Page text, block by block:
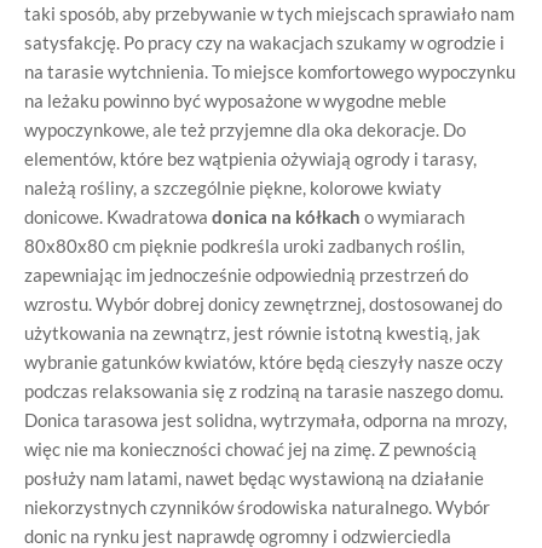
taki sposób, aby przebywanie w tych miejscach sprawiało nam
satysfakcję. Po pracy czy na wakacjach szukamy w ogrodzie i
na tarasie wytchnienia. To miejsce komfortowego wypoczynku
na leżaku powinno być wyposażone w wygodne meble
wypoczynkowe, ale też przyjemne dla oka dekoracje. Do
elementów, które bez wątpienia ożywiają ogrody i tarasy,
należą rośliny, a szczególnie piękne, kolorowe kwiaty
donicowe. Kwadratowa donica na kółkach o wymiarach
80x80x80 cm pięknie podkreśla uroki zadbanych roślin,
zapewniając im jednocześnie odpowiednią przestrzeń do
wzrostu. Wybór dobrej donicy zewnętrznej, dostosowanej do
użytkowania na zewnątrz, jest równie istotną kwestią, jak
wybranie gatunków kwiatów, które będą cieszyły nasze oczy
podczas relaksowania się z rodziną na tarasie naszego domu.
Donica tarasowa jest solidna, wytrzymała, odporna na mrozy,
więc nie ma konieczności chować jej na zimę. Z pewnością
posłuży nam latami, nawet będąc wystawioną na działanie
niekorzystnych czynników środowiska naturalnego. Wybór
donic na rynku jest naprawdę ogromny i odzwierciedla